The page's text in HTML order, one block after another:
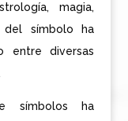
magia,
del símbolo ha
entre diversas
símbolos ha